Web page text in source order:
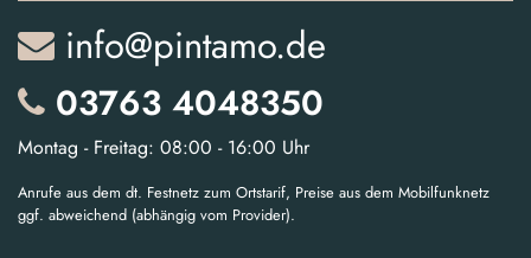
info@pintamo.de
03763 4048350
Montag - Freitag: 08:00 - 16:00 Uhr
Anrufe aus dem dt. Festnetz zum Ortstarif, Preise aus dem Mobilfunknetz
ggf. abweichend (abhängig vom Provider).